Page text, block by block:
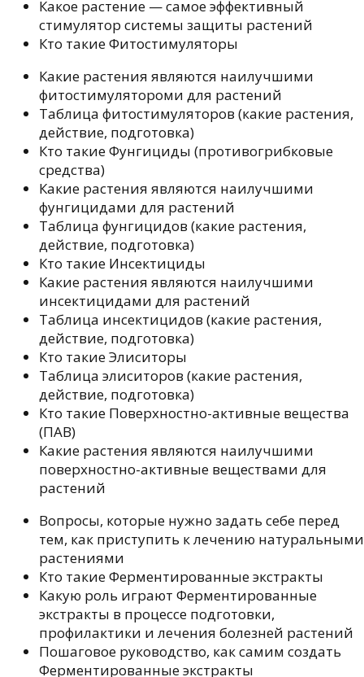
Какое растение — самое эффективный
стимулятор системы защиты растений
Кто такие Фитостимуляторы
Какие растения являются наилучшими
фитостимулятороми для растений
Таблица фитостимуляторов (какие растения,
действие, подготовка)
Кто такие Фунгициды (противогрибковые
средства)
Какие растения являются наилучшими
фунгицидами для растений
Таблица фунгицидов (какие растения,
действие, подготовка)
Кто такие Инсектициды
Какие растения являются наилучшими
инсектицидами для растений
Таблица инсектицидов (какие растения,
действие, подготовка)
Кто такие Элиситоры
Таблица элиситоров (какие растения,
действие, подготовка)
Кто такие Поверхностно-активные вещества
(ПАВ)
Какие растения являются наилучшими
поверхностно-активные веществами для
растений
Вопросы, которые нужно задать себе перед
тем, как приступить к лечению натуральными
растениями
Кто такие Ферментированные экстракты
Какую роль играют Ферментированные
экстракты в процессе подготовки,
профилактики и лечения болезней растений
Пошаговое руководство, как самим создать
Ферментированные экстракты